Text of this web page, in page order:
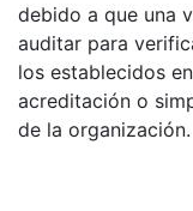
debido a que una
auditar para
los establecidos
acreditación o
de la organización.